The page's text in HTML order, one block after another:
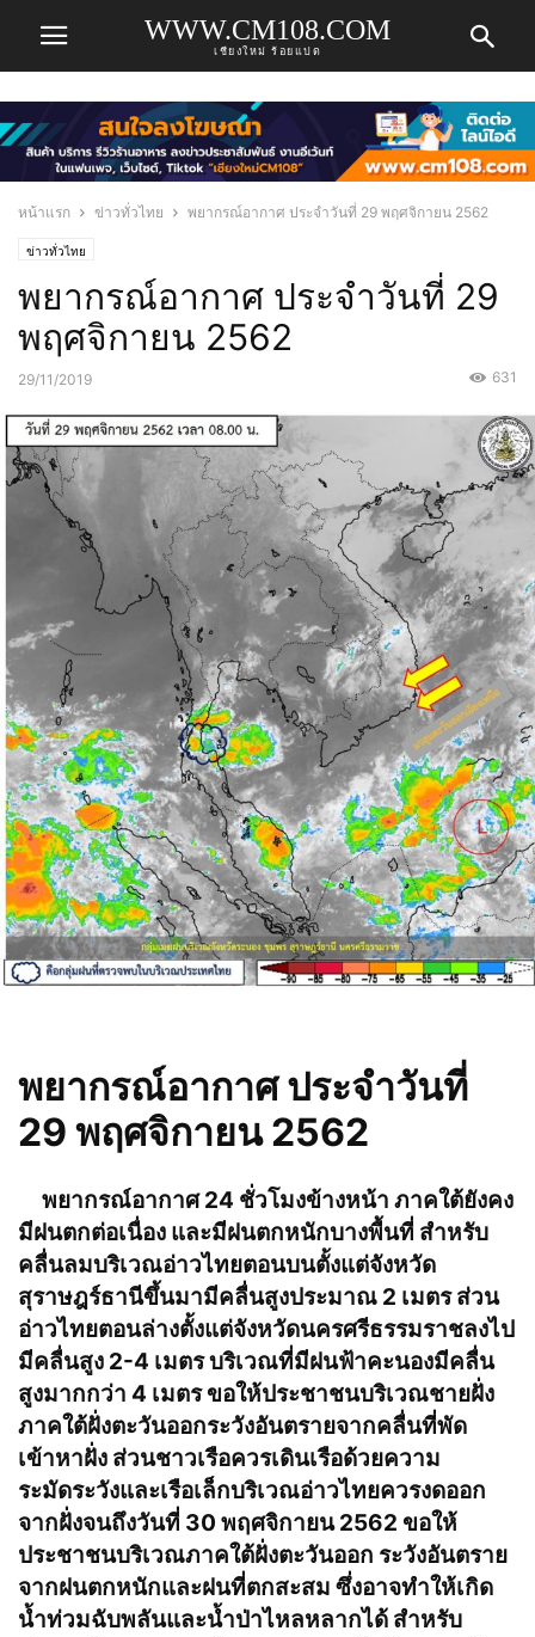
WWW.CM108.COM
เชียงใหม่ ร้อยแปด
หน้าแรก ข่าวทั่วไทย พยากรณ์อากาศ ประจำวันที่ 29 พฤศจิกายน 2562
ข่าวทั่วไทย
พยากรณ์อากาศ ประจำวันที่ 29
พฤศจิกายน 2562
29/11/2019 631
พยากรณ์อากาศ ประจำวันที่
29 พฤศจิกายน 2562
พยากรณ์อากาศ 24 ชั่วโมงข้างหน้า ภาคใต้ยังคง
มีฝนตกต่อเนื่อง และมีฝนตกหนักบางพื้นที่ สำหรับ
คลื่นลมบริเวณอ่าวไทยตอนบนตั้งแต่จังหวัด
สุราษฎร์ธานีขึ้นมามีคลื่นสูงประมาณ 2 เมตร ส่วน
อ่าวไทยตอนล่างตั้งแต่จังหวัดนครศรีธรรมราชลงไป
มีคลื่นสูง 2-4 เมตร บริเวณที่มีฝนฟ้าคะนองมีคลื่น
สูงมากกว่า 4 เมตร ขอให้ประชาชนบริเวณชายฝั่ง
ภาคใต้ฝั่งตะวันออกระวังอันตรายจากคลื่นที่พัด
เข้าหาฝั่ง ส่วนชาวเรือควรเดินเรือด้วยความ
ระมัดระวังและเรือเล็กบริเวณอ่าวไทยควรงดออก
จากฝั่งจนถึงวันที่ 30 พฤศจิกายน 2562 ขอให้
ประชาชนบริเวณภาคใต้ฝั่งตะวันออก ระวังอันตราย
จากฝนตกหนักและฝนที่ตกสะสม ซึ่งอาจทำให้เกิด
น้ำท่วมฉับพลันและน้ำป่าไหลหลากได้ สำหรับ